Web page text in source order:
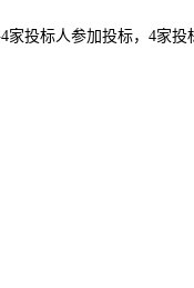
家投标人参加投标，4家投